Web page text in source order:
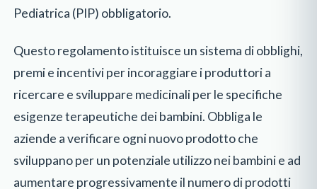
Pediatrica (PIP) obbligatorio.
Questo regolamento istituisce un sistema di obblighi,
premi e incentivi per incoraggiare i produttori a
ricercare e sviluppare medicinali per le specifiche
esigenze terapeutiche dei bambini. Obbliga le
aziende a verificare ogni nuovo prodotto che
sviluppano per un potenziale utilizzo nei bambini e ad
aumentare progressivamente il numero di prodotti